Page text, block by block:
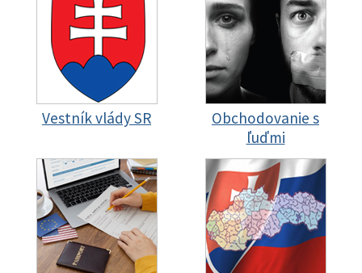
Vestník vlády SR
Obchodovanie s
ľuďmi